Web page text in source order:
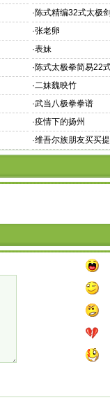
·陈式精编32式太极
·张老卵
·表妹
·陈式太极拳简易22
·二妹魏映竹
·武当八极拳拳谱
·疫情下的扬州
·维吾尔族朋友买买提